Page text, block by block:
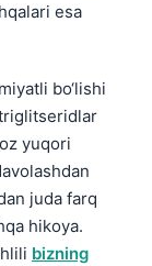
esa
bo‘lishi
yuqori
juda farq
hikoya.
bizning